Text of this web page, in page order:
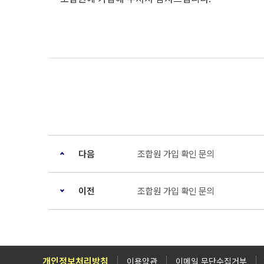
다음 조합원 가입 확인 문의
이전 조합원 가입 확인 문의
개인정보처리방침 이용약관 이메일 무단수집거부